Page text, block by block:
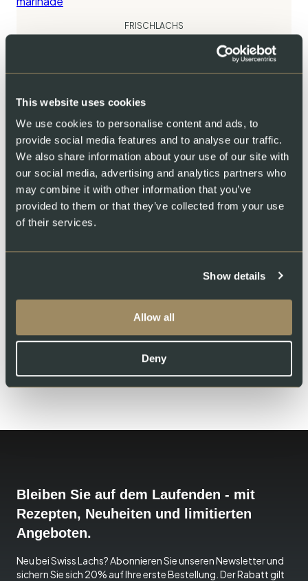
This website uses cookies
We use cookies to personalise content and ads, to
provide social media features and to analyse our traffic.
We also share information about your use of our site with
our social media, advertising and analytics partners who
may combine it with other information that you’ve
provided to them or that they’ve collected from your use
of their services.
Show details
Allow all
Deny
FRISCHLACHS
Dinnerset: Ganzer Lachs mit
Zitronen-Pfeffer-Marinade
1500-2000 g
CHF62.00 KAUFEN
Dinnerset: Ganzer Lachs mit
Chili-Papaya-Marinade
1500-2000 g
CHF62.00 KAUFEN
Bleiben Sie auf dem Laufenden - mit
Rezepten, Neuheiten und limitierten
Angeboten.
Neu bei Swiss Lachs? Abonnieren Sie unseren Newsletter und
sichern Sie sich 20% auf Ihre erste Bestellung. Der Rabatt gilt